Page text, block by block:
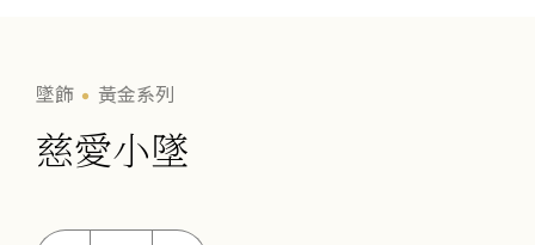
墜飾 黃金系列
慈愛小墜